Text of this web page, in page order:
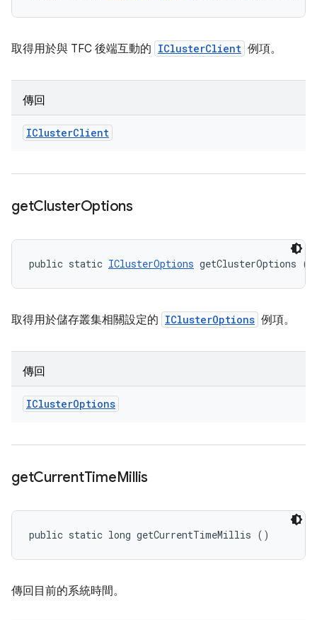
取得用於與 TFC 後端互動的 IClusterClient 例項。
傳回
IClusterClient
getClusterOptions
public static IClusterOptions getClusterOptions ()
取得用於儲存叢集相關設定的 IClusterOptions 例項。
傳回
IClusterOptions
getCurrentTimeMillis
public static long getCurrentTimeMillis ()
傳回目前的系統時間。